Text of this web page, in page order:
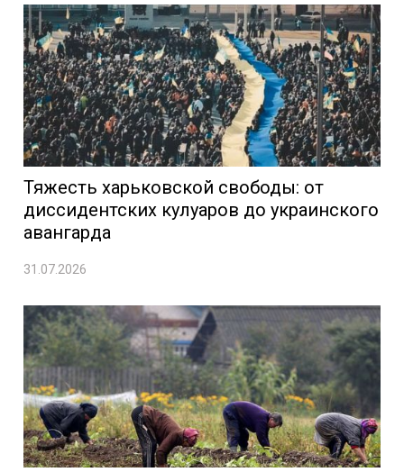
Тяжесть харьковской свободы: от
диссидентских кулуаров до украинского
авангарда
31.07.2026